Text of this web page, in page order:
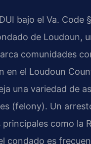
bajo el Va. Code
de Loudoun,
comunidades
en el Loudoun
una variedad de
(felony). Un
como la
condado es